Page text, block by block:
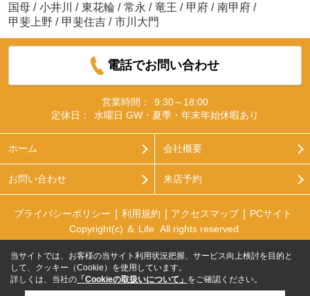
国母 / 小井川 / 東花輪 / 常永 / 竜王 / 甲府 / 南甲府 /
甲斐上野 / 甲斐住吉 / 市川大門
電話でお問い合わせ
営業時間：
9:30～18:00
定休日：
水曜日 GW・夏季・年末年始休暇あり
ホーム 会社概要
お問い合わせ 来店予約
プライバシーポリシー 利用規約 アクセスマップ
PCサイト
Copyright(c) ＆ Life All rights reserved.
当サイトでは、お客様の当サイト利用状況把握、サービス向上検討を目的と
して、クッキー（Cookie）を使用しています。
詳しくは、当社の 「Cookieの取扱いについて」 をご確認ください。